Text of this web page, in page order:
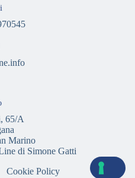
65/A
Marino
di Simone Gatti
Cookie Policy